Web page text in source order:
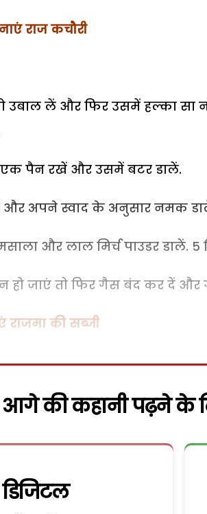
राज कचौरी
उबाल लें और फिर उसमें हल्का सा
पैन रखें और उसमें बटर डालें.
और अपने स्वाद के अनुसार नमक
और लाल मिर्च पाउडर डालें.
हो जाएं तो फिर गैस बंद कर दें और
की सब्जी
आगे की कहानी पढ़ने के
डिजिटल